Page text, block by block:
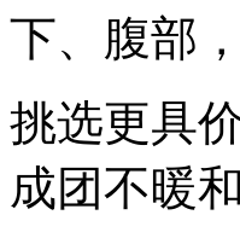
下、腹部
挑选更具
成团不暖